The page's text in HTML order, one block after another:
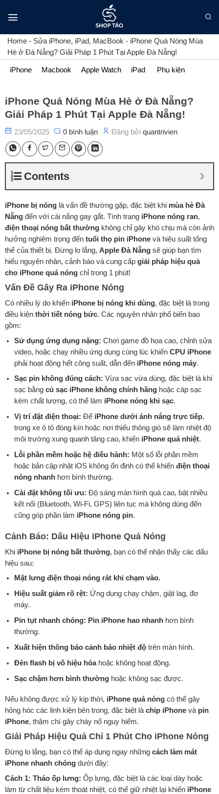
qua
dungHome - Sửa iPhone, iPad, MacBook - iPhone Quá Nóng Mùa
Hè ở Đà Nẵng? Giải Pháp 1 Phút Tại Apple Đà Nẵng!
iPhone Macbook Apple Watch iPad Phụ kiện
iPhone Quá Nóng Mùa Hè ở Đà Nẵng?
Giải Pháp 1 Phút Tại Apple Đà Nẵng!
23/05/2025 0 bình luận Đăng bởi quantrivien
Contents
iPhone bị nónglà vấn đề thường gặp, đặc biệt khi mùa hè Đà
Nẵngđến với cái nắng gay gắt. Tình trạng iPhone nóng ran,
điện thoại nóng bất thườngkhông chỉ gây khó chịu mà còn ảnh
hưởng nghiêm trọng đến tuổi thọ pin iPhonevà hiệu suất tổng
thể của thiết bị. Đừng lo lắng, Apple Đà Nẵngsẽ giúp bạn tìm
hiểu nguyên nhân, cảnh báo và cung cấp giải pháp hiệu quả
cho iPhone quá nóngchỉ trong 1 phút!
Vấn Đề Gây Ra iPhone Nóng
Có nhiều lý do khiến iPhone bị nóng khi dùng, đặc biệt là trong
điều kiện thời tiết nóng bức. Các nguyên nhân phổ biến bao
gồm:
Sử dụng ứng dụng nặng: Chơi game đồ họa cao, chỉnh sửa
video, hoặc chạy nhiều ứng dụng cùng lúc khiếnCPU iPhone
phải hoạt động hết công suất, dẫn đến iPhone nóng máy.
Sạc pin không đúng cách: Vừa sạc vừa dùng, đặc biệt là khi
sạc bằngcủ sạc iPhone không chính hãng hoặc cáp sạc
kém chất lượng, có thể làm iPhone nóng khi sạc.
Vị trí đặt điện thoại: Để iPhone dưới ánh nắng trực tiếp,
trong xe ô tô đóng kín hoặc nơi thiếu thông gió sẽ làm nhiệt độ
môi trường xung quanh tăng cao, khiến iPhone quá nhiệt.
Lỗi phần mềm hoặc hệ điều hành: Một số lỗi phần mềm
hoặc bản cập nhật iOS không ổn định có thể khiếnđiện thoại
nóng nhanh hơn bình thường.
Cài đặt không tối ưu: Độ sáng màn hình quá cao, bật nhiều
kết nối (Bluetooth, Wi-Fi, GPS) liên tục mà không dùng đến
cũng góp phần làm iPhone nóng pin.
Cảnh Báo: Dấu Hiệu iPhone Quá Nóng
Khi iPhone bị nóng bất thường, bạn có thể nhận thấy các dấu
hiệu sau:
Mặt lưng điện thoại nóng rát khi chạm vào.
Hiệu suất giảm rõ rệt: Ứng dụng chạy chậm, giật lag, đơ
máy.
Pin tụt nhanh chóng: Pin iPhone hao nhanh hơn bình
thường.
Xuất hiện thông báo cảnh báo nhiệt độ trên màn hình.
Đèn flash bị vô hiệu hóahoặc không hoạt động.
Sạc chậm hơn bình thường hoặc không sạc được.
Nếu không được xử lý kịp thời, iPhone quá nóngcó thể gây
hỏng hóc các linh kiện bên trong, đặc biệt là chip iPhonevà pin
iPhone, thậm chí gây cháy nổ nguy hiểm.
Giải Pháp Hiệu Quả Chỉ 1 Phút Cho iPhone Nóng
Đừng lo lắng, bạn có thể áp dụng ngay những cách làm mát
iPhone nhanh chóngdưới đây:
Cách 1: Tháo ốp lưng: Ốp lưng, đặc biệt là các loại dày hoặc
làm từ chất liệu kém thoát nhiệt, có thể giữ nhiệt lại khiến iPhone